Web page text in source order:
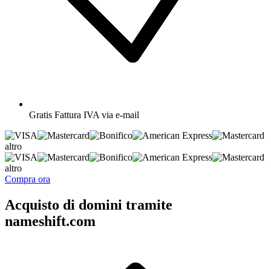
Gratis Fattura IVA via e-mail
altro
altro
Compra ora
Acquisto di domini tramite
nameshift.com